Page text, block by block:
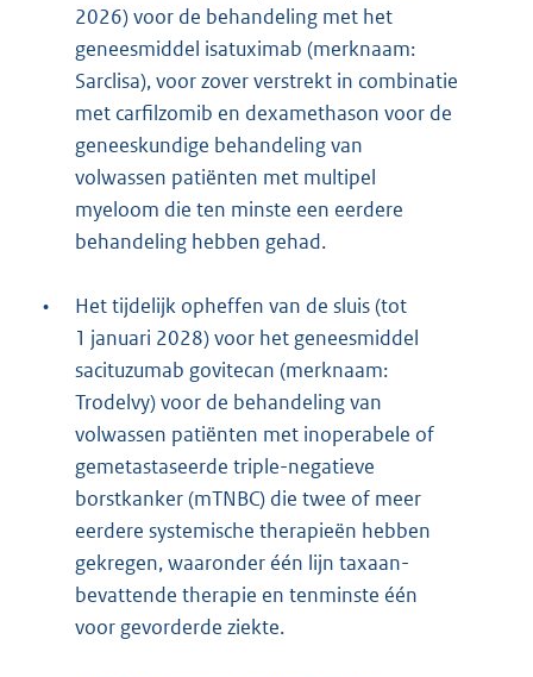
2026) voor de behandeling met het
geneesmiddel isatuximab (merknaam:
Sarclisa), voor zover verstrekt in combinatie
met carfilzomib en dexamethason voor de
geneeskundige behandeling van
volwassen patiënten met multipel
myeloom die ten minste een eerdere
behandeling hebben gehad.
•
Het tijdelijk opheffen van de sluis (tot
1 januari 2028) voor het geneesmiddel
sacituzumab govitecan (merknaam:
Trodelvy) voor de behandeling van
volwassen patiënten met inoperabele of
gemetastaseerde triple-negatieve
borstkanker (mTNBC) die twee of meer
eerdere systemische therapieën hebben
gekregen, waaronder één lijn taxaan-
bevattende therapie en tenminste één
voor gevorderde ziekte.